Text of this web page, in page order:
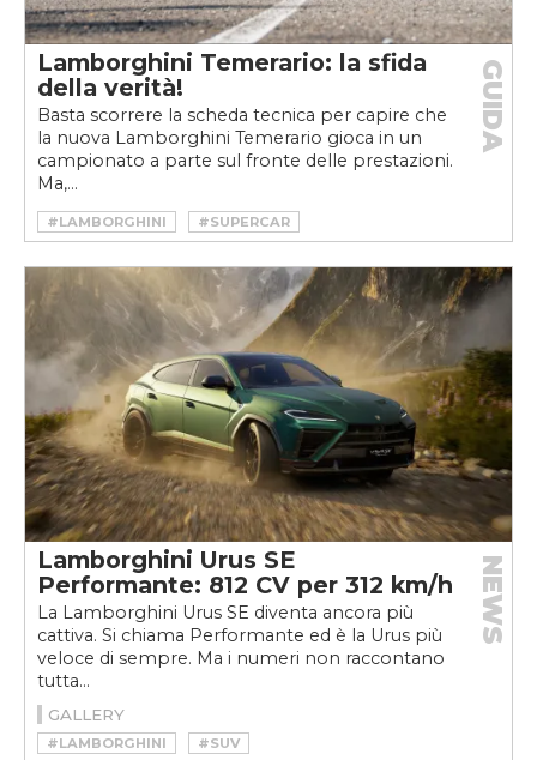
Lamborghini Temerario: la sfida
della verità!
Basta scorrere la scheda tecnica per capire che
la nuova Lamborghini Temerario gioca in un
campionato a parte sul fronte delle prestazioni.
Ma,...
GUIDA
#LAMBORGHINI #SUPERCAR
Lamborghini Urus SE
Performante: 812 CV per 312 km/h
La Lamborghini Urus SE diventa ancora più
cattiva. Si chiama Performante ed è la Urus più
veloce di sempre. Ma i numeri non raccontano
tutta...
NEWS
GALLERY
#LAMBORGHINI #SUV